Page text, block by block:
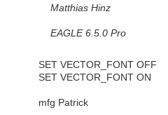
Matthias Hinz
EAGLE 6.5.0 Pro
SET VECTOR_FONT OFF
SET VECTOR_FONT ON
mfg Patrick